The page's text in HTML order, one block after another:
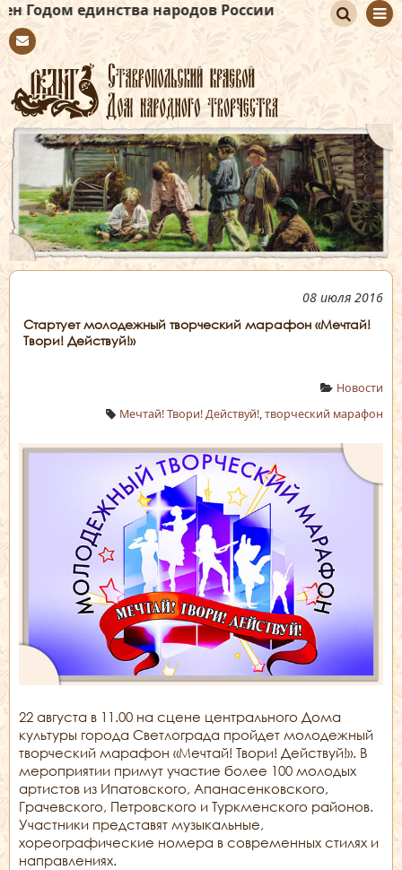
народов России
tact
иск
08 июля 2016
Стартует молодежный творческий марафон «Мечтай!
Твори! Действуй!»
Новости
Мечтай! Твори! Действуй!,творческий марафон
22 августа в 11.00 на сцене центрального Дома
культуры города Светлограда пройдет молодежный
творческий марафон «Мечтай! Твори! Действуй!». В
мероприятии примут участие более 100 молодых
артистов из Ипатовского, Апанасенковского,
Грачевского, Петровского и Туркменского районов.
Участники представят музыкальные,
хореографические номера в современных стилях и
направлениях.